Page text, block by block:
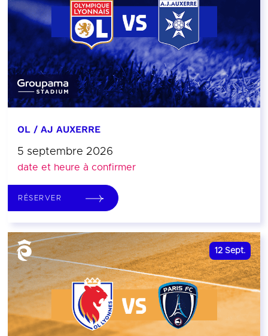
OL / AJ AUXERRE
5 septembre 2026
date et heure à confirmer
RÉSERVER
12 Sept.